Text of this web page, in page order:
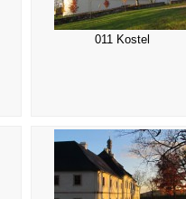
011 Kostel